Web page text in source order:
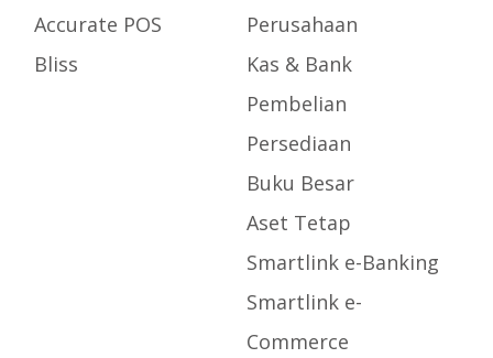
Accurate POS
Bliss
Perusahaan
Kas & Bank
Pembelian
Persediaan
Buku Besar
Aset Tetap
Smartlink e-Banking
Smartlink e-
Commerce